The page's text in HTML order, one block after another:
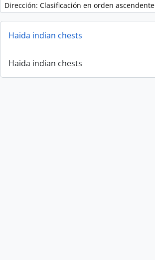
Dirección: Clasificación en orden ascendente
Haida indian chests
Haida indian chests